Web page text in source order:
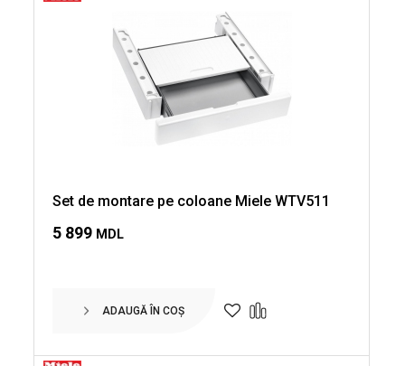
Set de montare pe coloane Miele WTV511
5 899 MDL
ADAUGĂ ÎN COȘ